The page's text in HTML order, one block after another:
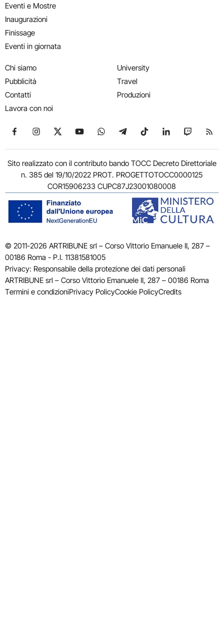
Eventi e Mostre
Inaugurazioni
Finissage
Eventi in giornata
Chi siamo
Pubblicità
Contatti
Lavora con noi
University
Travel
Produzioni
Seguici su Facebook
Seguici su Instagram
Seguici su X
Seguici su YouTube
Seguici su WhatsApp
Seguici su Telegram
Seguici su TikTok
Seguici su
Seguici
Sito realizzato con il contributo bando TOCC Decreto Direttoriale
n. 385 del 19/10/2022 PROT. PROGETTOTOCC0000125
COR15906233 CUPC87J23001080008
© 2011-2026 ARTRIBUNE srl – Corso Vittorio Emanuele II, 287 –
00186 Roma - P.I. 11381581005
Privacy: Responsabile della protezione dei dati personali
ARTRIBUNE srl – Corso Vittorio Emanuele II, 287 – 00186 Roma
Termini e condizioniPrivacy PolicyCookie PolicyCredits